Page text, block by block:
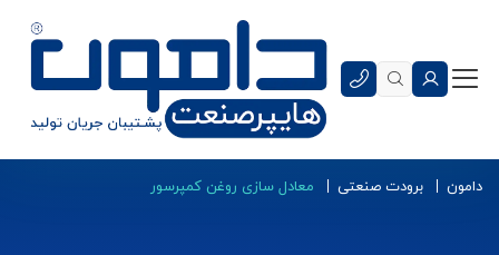
دامون برودت صنعتی معادل سازی روغن کمپرسور